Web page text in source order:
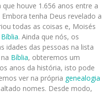
houve 1.656 anos entre a
tenha Deus revelado a
todas as coisas e, Moisés
. Ainda que nós, os
idades das pessoas na lista
Bíblia, obteremos um
anos da história, isto pode
ver na própria genealogia
nomes. Desde modo,